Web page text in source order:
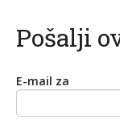
Pošalji
E-mail za